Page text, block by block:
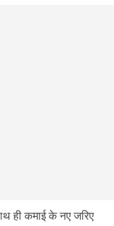
ही कमाई के नए जरिए